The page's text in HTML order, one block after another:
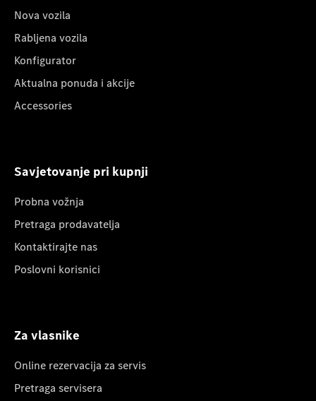
Nova vozila
Rabljena vozila
Konfigurator
Aktualna ponuda i akcije
Accessories
Savjetovanje pri kupnji
Probna vožnja
Pretraga prodavatelja
Kontaktirajte nas
Poslovni korisnici
Za vlasnike
Online rezervacija za servis
Pretraga servisera